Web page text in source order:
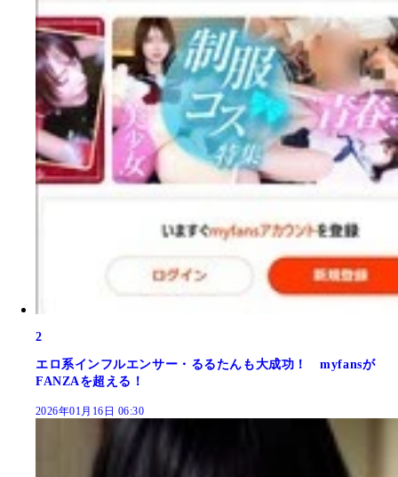
2
エロ系インフルエンサー・るるたんも大成功！ myfansが
FANZAを超える！
2026年01月16日 06:30